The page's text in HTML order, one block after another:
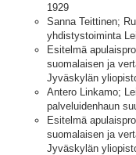
1929
Sanna Teittinen;
yhdistystoiminta
Esitelmä
suomalaisen ja
Jyväskylän
Antero Linkamo;
palveluidenhaun
Esitelmä
suomalaisen ja
Jyväskylän